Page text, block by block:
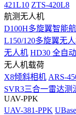
421L10 ZTS-420L8
航测无人机
D100H多旋翼智能
L150/120多旋翼无
无人机 HD30 全自
无人机载荷
X8倾斜相机 ARS-
SVR3三合一雷达测
UAV-PPK
UAV-381-PPK